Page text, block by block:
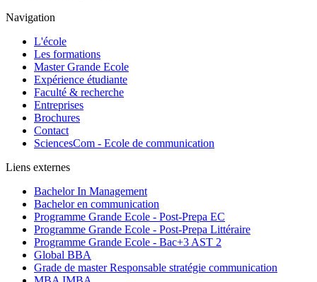
Navigation
L'école
Les formations
Master Grande Ecole
Expérience étudiante
Faculté & recherche
Entreprises
Brochures
Contact
SciencesCom - Ecole de communication
Liens externes
Bachelor In Management
Bachelor en communication
Programme Grande Ecole - Post-Prepa EC
Programme Grande Ecole - Post-Prepa Littéraire
Programme Grande Ecole - Bac+3 AST 2
Global BBA
Grade de master Responsable stratégie communication